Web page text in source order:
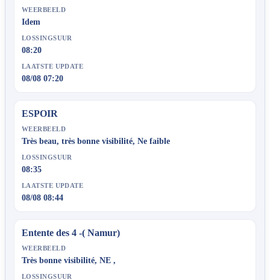
WEERBEELD
Idem
LOSSINGSUUR
08:20
LAATSTE UPDATE
08/08 07:20
ESPOIR
WEERBEELD
Très beau, très bonne visibilité, Ne faible
LOSSINGSUUR
08:35
LAATSTE UPDATE
08/08 08:44
Entente des 4 -( Namur)
WEERBEELD
Très bonne visibilité, NE ,
LOSSINGSUUR